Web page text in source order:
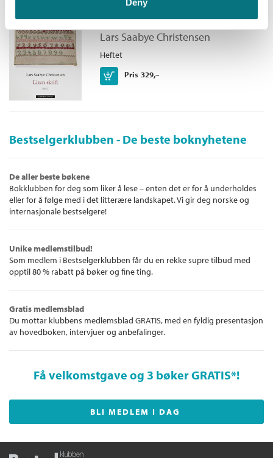
Liten skrift
Lars Saabye Christensen
Heftet
Pris 329,–
Kjøp
Bestselgerklubben - De beste boknyhetene
De aller beste bøkene
Bokklubben for deg som liker å lese – enten det er for å underholdes
eller for å følge med i det litterære landskapet. Vi gir deg norske og
internasjonale bestselgere!
Unike medlemstilbud!
Som medlem i Bestselgerklubben får du en rekke supre tilbud med
opptil 80 % rabatt på bøker og fine ting.
Gratis medlemsblad
Du mottar klubbens medlemsblad GRATIS, med en fyldig presentasjon
av hovedboken, intervjuer og anbefalinger.
Få velkomstgave og 3 bøker GRATIS*!
BLI MEDLEM I DAG